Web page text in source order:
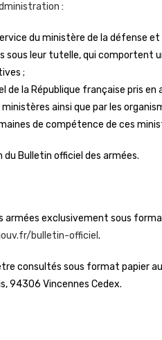
:
du ministère de la défense
sous leur tutelle, qui comportent
;
de la République française pris en
ainsi que par les
de compétence de ces
Bulletin officiel des armées.
armées exclusivement sous
bulletin-officiel .
consultés sous format papier
94306 Vincennes Cedex.